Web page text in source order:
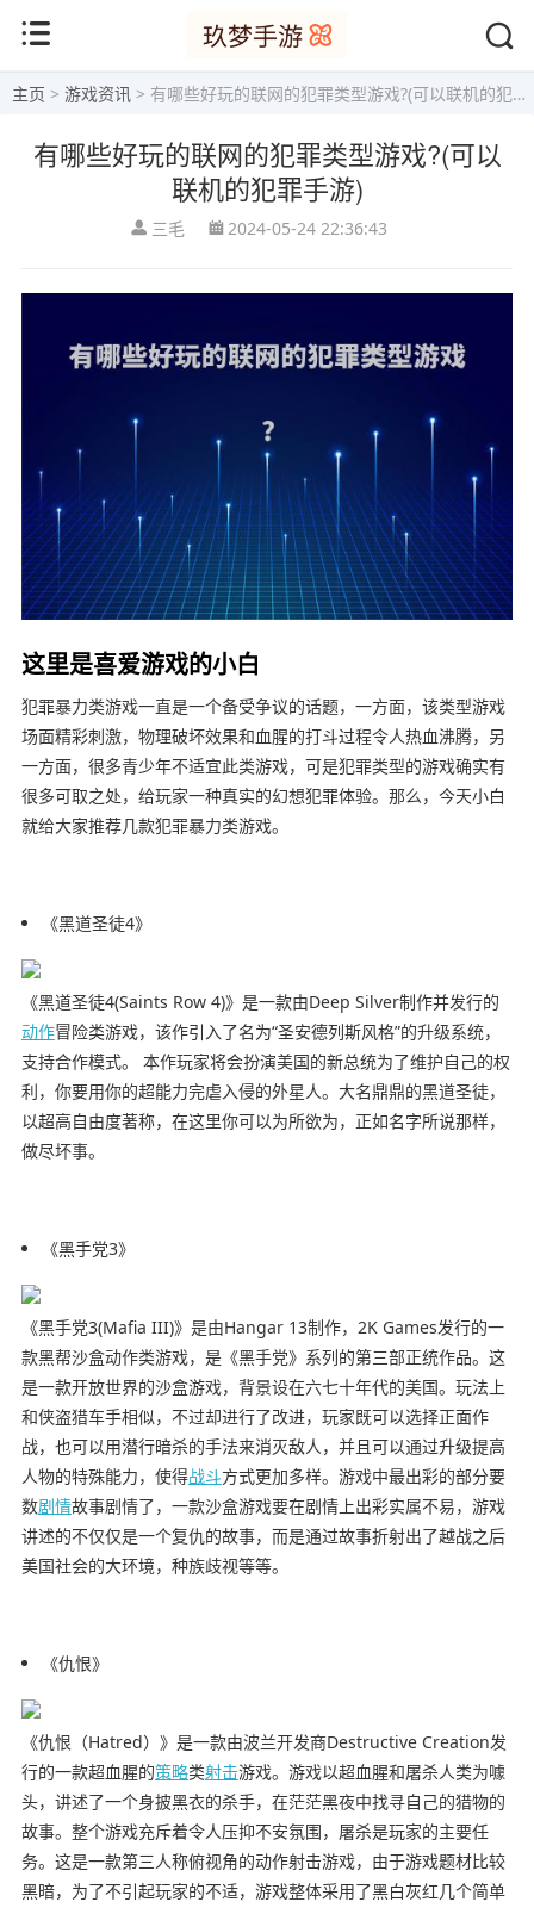
主页 > 游戏资讯 > 有哪些好玩的联网的犯罪类型游戏?(可以联机的犯罪手游)
有哪些好玩的联网的犯罪类型游戏?(可以
联机的犯罪手游)
三毛 2024-05-24 22:36:43
这里是喜爱游戏的小白
犯罪暴力类游戏一直是一个备受争议的话题，一方面，该类型游戏
场面精彩刺激，物理破坏效果和血腥的打斗过程令人热血沸腾，另
一方面，很多青少年不适宜此类游戏，可是犯罪类型的游戏确实有
很多可取之处，给玩家一种真实的幻想犯罪体验。那么，今天小白
就给大家推荐几款犯罪暴力类游戏。
《黑道圣徒4》
《黑道圣徒4(Saints Row 4)》是一款由Deep Silver制作并发行的
动作冒险类游戏，该作引入了名为“圣安德列斯风格”的升级系统，
支持合作模式。 本作玩家将会扮演美国的新总统为了维护自己的权
利，你要用你的超能力完虐入侵的外星人。大名鼎鼎的黑道圣徒，
以超高自由度著称，在这里你可以为所欲为，正如名字所说那样，
做尽坏事。
《黑手党3》
《黑手党3(Mafia III)》是由Hangar 13制作，2K Games发行的一
款黑帮沙盒动作类游戏，是《黑手党》系列的第三部正统作品。这
是一款开放世界的沙盒游戏，背景设在六七十年代的美国。玩法上
和侠盗猎车手相似，不过却进行了改进，玩家既可以选择正面作
战，也可以用潜行暗杀的手法来消灭敌人，并且可以通过升级提高
人物的特殊能力，使得战斗方式更加多样。游戏中最出彩的部分要
数剧情故事剧情了，一款沙盒游戏要在剧情上出彩实属不易，游戏
讲述的不仅仅是一个复仇的故事，而是通过故事折射出了越战之后
美国社会的大环境，种族歧视等等。
《仇恨》
《仇恨（Hatred）》是一款由波兰开发商Destructive Creation发
行的一款超血腥的策略类射击游戏。游戏以超血腥和屠杀人类为噱
头，讲述了一个身披黑衣的杀手，在茫茫黑夜中找寻自己的猎物的
故事。整个游戏充斥着令人压抑不安氛围，屠杀是玩家的主要任
务。这是一款第三人称俯视角的动作射击游戏，由于游戏题材比较
黑暗，为了不引起玩家的不适，游戏整体采用了黑白灰红几个简单